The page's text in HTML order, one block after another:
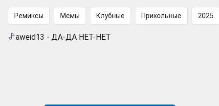
Ремиксы Мемы Клубные Прикольные 2025
aweid13 - ДА-ДА НЕТ-НЕТ